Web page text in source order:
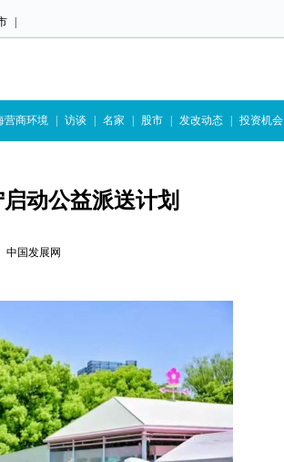
营商环境 访谈 名家 股市 发改动态 投资机会
动公益派送计划
国发展网